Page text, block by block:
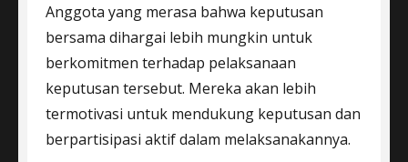
Anggota yang merasa bahwa keputusan
bersama dihargai lebih mungkin untuk
berkomitmen terhadap pelaksanaan
keputusan tersebut. Mereka akan lebih
termotivasi untuk mendukung keputusan dan
berpartisipasi aktif dalam melaksanakannya.